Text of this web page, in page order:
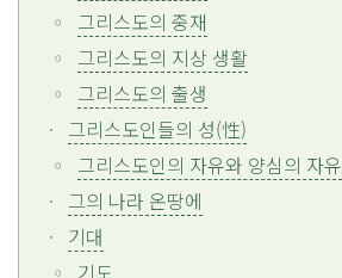
그리스도의 중재
그리스도의 지상 생활
그리스도의 출생
그리스도인들의 성(性)
그리스도인의 자유와 양심의 자유
그의 나라 온땅에
기대
기도